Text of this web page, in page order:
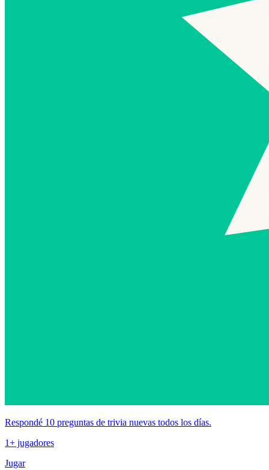
Respondé 10 preguntas de trivia nuevas todos los días.
1+ jugadores
Jugar